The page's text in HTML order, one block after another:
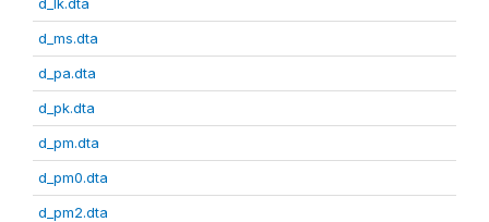
d_ms.dta
d_pa.dta
d_pk.dta
d_pm.dta
d_pm0.dta
d_pm2.dta